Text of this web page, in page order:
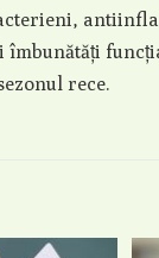
îmbunătăți
rece.